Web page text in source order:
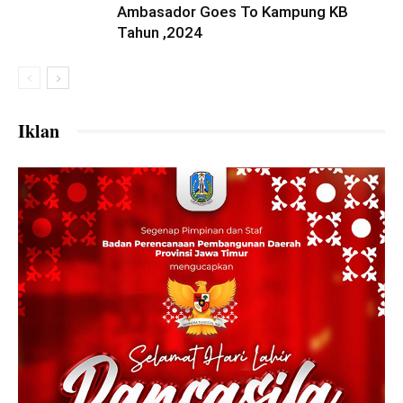
Ambasador Goes To Kampung KB
Tahun ,2024
Iklan